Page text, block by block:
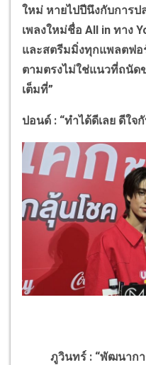
ใหม่ หายไปปีนึงกับการป
เพลงใหม่ชื่อ All in ทาง
และสตรีมมิ่งทุกแพลตฟ
ตามตรงไม่ใช่แนวที่ถนั
เต็มที่”
ปอนด์ : “ทำได้ดีเลย ดีใจ
ภูวินทร์ : “พัฒนาการ